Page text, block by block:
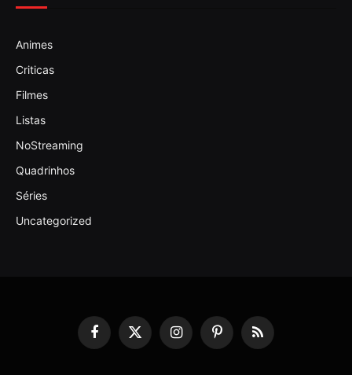
Animes
Criticas
Filmes
Listas
NoStreaming
Quadrinhos
Séries
Uncategorized
Facebook
X
(Twitter)
InstagramPinterestRSS